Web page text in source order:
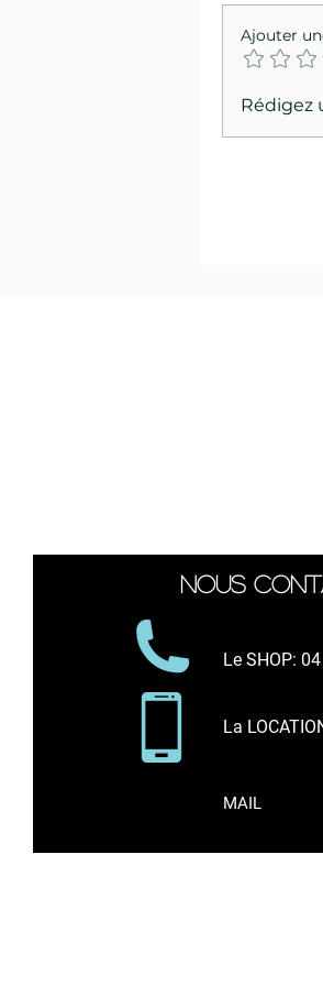
Ajouter
Rédigez
Nous
Le SHOP:
La
MAIL